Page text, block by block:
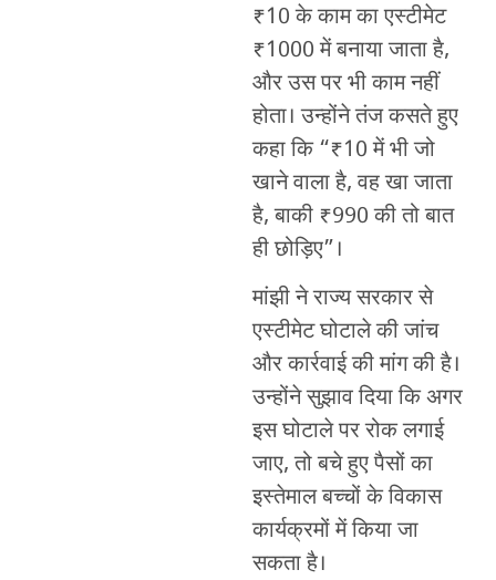
₹10 के काम का एस्टीमेट
₹1000 में बनाया जाता है,
और उस पर भी काम नहीं
होता। उन्होंने तंज कसते हुए
कहा कि “₹10 में भी जो
खाने वाला है, वह खा जाता
है, बाकी ₹990 की तो बात
ही छोड़िए”।
मांझी ने राज्य सरकार से
एस्टीमेट घोटाले की जांच
और कार्रवाई की मांग की है।
उन्होंने सुझाव दिया कि अगर
इस घोटाले पर रोक लगाई
जाए, तो बचे हुए पैसों का
इस्तेमाल बच्चों के विकास
कार्यक्रमों में किया जा
सकता है।